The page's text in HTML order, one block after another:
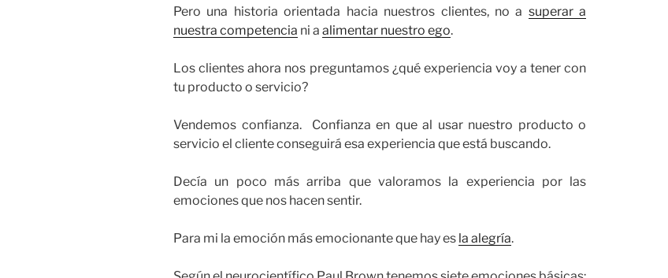
Pero una historia orientada hacia nuestros clientes, no a superar a
nuestra competencia ni a alimentar nuestro ego.
Los clientes ahora nos preguntamos ¿qué experiencia voy a tener con
tu producto o servicio?
Vendemos confianza. Confianza en que al usar nuestro producto o
servicio el cliente conseguirá esa experiencia que está buscando.
Decía un poco más arriba que valoramos la experiencia por las
emociones que nos hacen sentir.
Para mi la emoción más emocionante que hay es la alegría.